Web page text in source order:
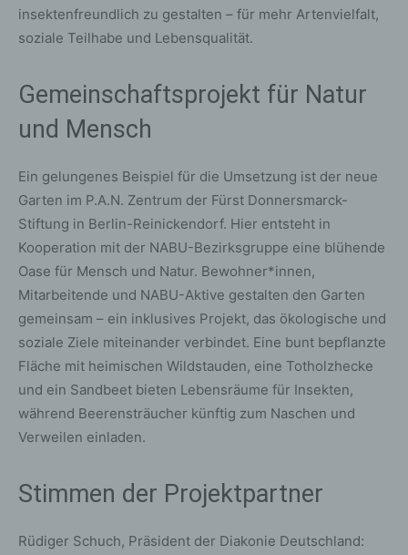
insektenfreundlich zu gestalten – für mehr Artenvielfalt,
soziale Teilhabe und Lebensqualität.
Gemeinschaftsprojekt für Natur
und Mensch
Ein gelungenes Beispiel für die Umsetzung ist der neue
Garten im P.A.N. Zentrum der Fürst Donnersmarck-
Stiftung in Berlin-Reinickendorf. Hier entsteht in
Kooperation mit der NABU-Bezirksgruppe eine blühende
Oase für Mensch und Natur. Bewohner*innen,
Mitarbeitende und NABU-Aktive gestalten den Garten
gemeinsam – ein inklusives Projekt, das ökologische und
soziale Ziele miteinander verbindet. Eine bunt bepflanzte
Fläche mit heimischen Wildstauden, eine Totholzhecke
und ein Sandbeet bieten Lebensräume für Insekten,
während Beerensträucher künftig zum Naschen und
Verweilen einladen.
Stimmen der Projektpartner
Rüdiger Schuch, Präsident der Diakonie Deutschland: